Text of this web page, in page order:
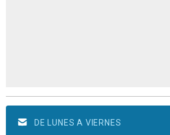
DE LUNES A VIERNES